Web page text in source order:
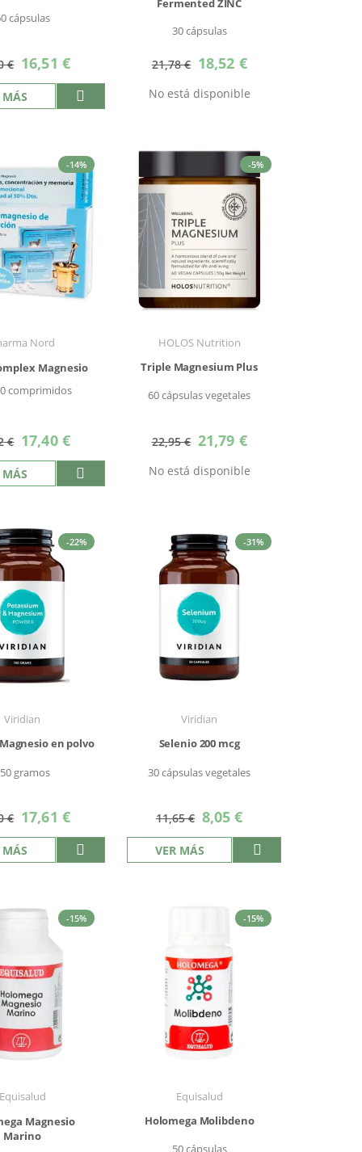
cápsulas
€ Precio
especial
16,51 €
MÁS
Fermented ZINC
30 cápsulas
21,78 € Precio
especial
18,52 €
No está disponible
-14%
Nord
Magnesio
comprimidos
€ Precio
especial
17,40 €
MÁS
-5%
HOLOS Nutrition
Triple Magnesium Plus
60 cápsulas vegetales
22,95 € Precio
especial
21,79 €
No está disponible
-22%
Viridian
en polvo
gramos
€ Precio
especial
17,61 €
MÁS
-31%
Viridian
Selenio 200 mcg
30 cápsulas vegetales
11,65 € Precio
especial
8,05 €
VER MÁS
-15%
Equisalud
Magnesio
Marino
-15%
Equisalud
Holomega Molibdeno
50 cápsulas